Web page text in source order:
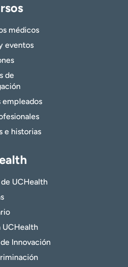
médicos
eventos
de
empleados
e historias
UCHealth
UCHealth
Innovación